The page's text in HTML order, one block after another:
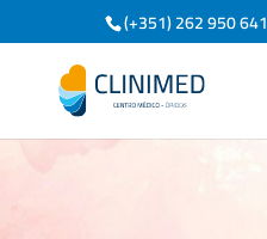
(+351) 262 950 641